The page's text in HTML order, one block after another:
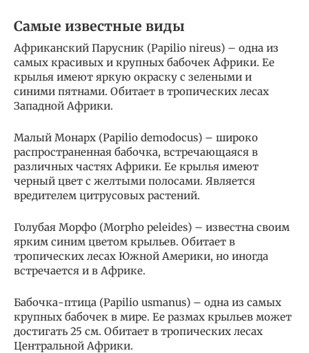
Самые известные виды
Африканский Парусник (Papilio nireus) – одна из
самых красивых и крупных бабочек Африки. Ее
крылья имеют яркую окраску с зелеными и
синими пятнами. Обитает в тропических лесах
Западной Африки.
Малый Монарх (Papilio demodocus) – широко
распространенная бабочка, встречающаяся в
различных частях Африки. Ее крылья имеют
черный цвет с желтыми полосами. Является
вредителем цитрусовых растений.
Голубая Морфо (Morpho peleides) – известна своим
ярким синим цветом крыльев. Обитает в
тропических лесах Южной Америки, но иногда
встречается и в Африке.
Бабочка-птица (Papilio usmanus) – одна из самых
крупных бабочек в мире. Ее размах крыльев может
достигать 25 см. Обитает в тропических лесах
Центральной Африки.